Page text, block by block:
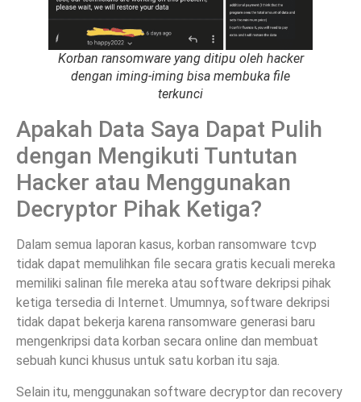
Korban ransomware yang ditipu oleh hacker
dengan iming-iming bisa membuka file
terkunci
Apakah Data Saya Dapat Pulih
dengan Mengikuti Tuntutan
Hacker atau Menggunakan
Decryptor Pihak Ketiga?
Dalam semua laporan kasus, korban ransomware tcvp
tidak dapat memulihkan file secara gratis kecuali mereka
memiliki salinan file mereka atau software dekripsi pihak
ketiga tersedia di Internet. Umumnya, software dekripsi
tidak dapat bekerja karena ransomware generasi baru
mengenkripsi data korban secara online dan membuat
sebuah kunci khusus untuk satu korban itu saja.
Selain itu, menggunakan software decryptor dan recovery